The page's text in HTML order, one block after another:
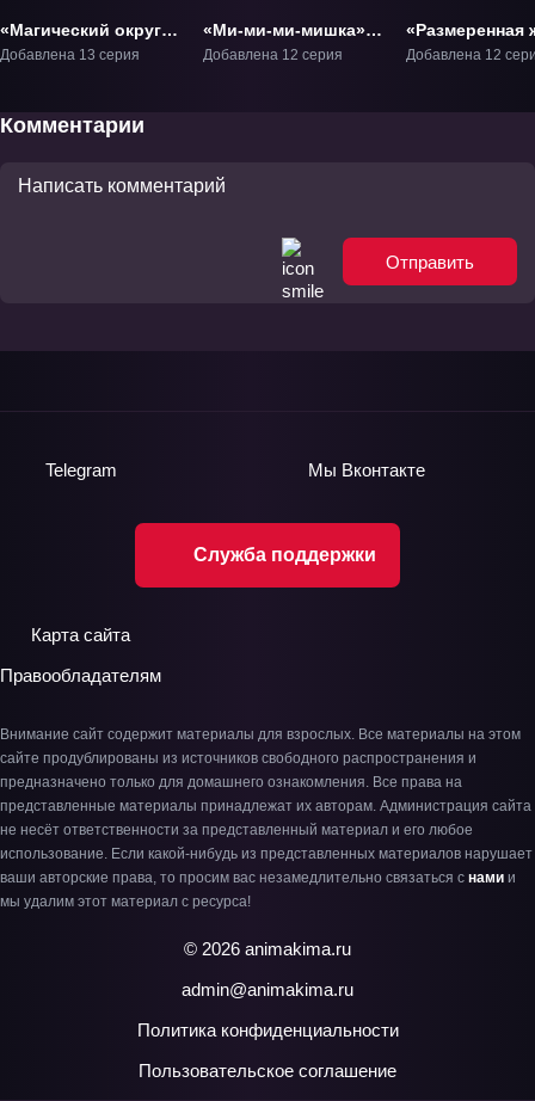
«Магический округ
Абэнобаси» ТВ-1
Добавлена 13 серия
«Ми-ми-ми-мишка»
ТВ-1
Добавлена 12 серия
«Размеренная
чит-
Добавлена 12
Комментарии
Отправить
Служба поддержки
Telegram Мы Вконтакте
Карта сайта
Правообладателям
Внимание сайт содержит материалы для взрослых. Все материалы на этом
сайте продублированы из источников свободного распространения и
предназначено только для домашнего ознакомления. Все права на
представленные материалы принадлежат их авторам. Администрация сайта
не несёт ответственности за представленный материал и его любое
использование. Если какой-нибудь из представленных материалов нарушает
ваши авторские права, то просим вас незамедлительно связаться с нами и
мы удалим этот материал с ресурса!
© 2026 animakima.ru
admin@animakima.ru
Политика конфиденциальности
Пользовательское соглашение